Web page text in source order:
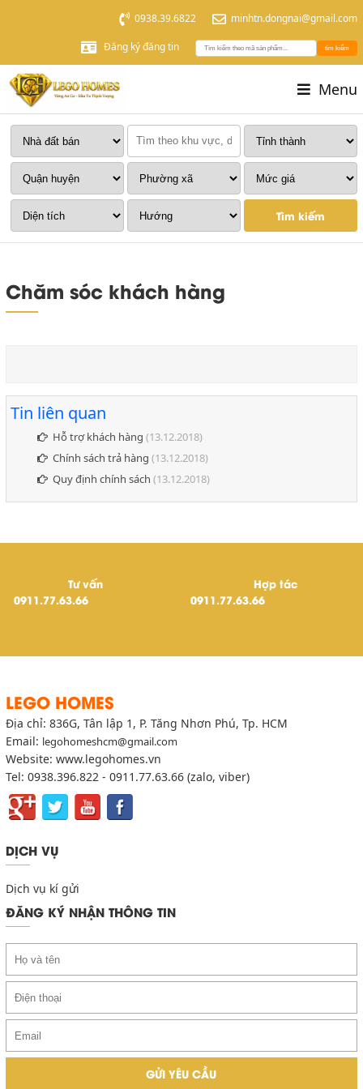
0938.39.6822 minhtn.dongnai@gmail.com
Đăng ký đăng tin tìm kiếm
Menu
Tìm kiếm
Chăm sóc khách hàng
Tin liên quan
Hỗ trợ khách hàng (13.12.2018)
Chính sách trả hàng (13.12.2018)
Quy định chính sách (13.12.2018)
Tư vấn
0911.77.63.66
Hợp tác
0911.77.63.66
LEGO HOMES
Địa chỉ: 836G, Tân lập 1, P. Tăng Nhơn Phú, Tp. HCM
Email: legohomeshcm@gmail.com
Website: www.legohomes.vn
Tel: 0938.396.822 - 0911.77.63.66 (zalo, viber)
DỊCH VỤ
Dịch vụ kí gửi
ĐĂNG KÝ NHẬN THÔNG TIN